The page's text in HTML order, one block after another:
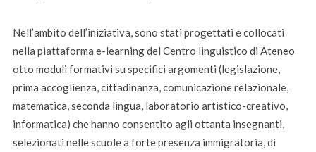
Nell’ambito dell’iniziativa, sono stati progettati e collocati
nella piattaforma e-learning del Centro linguistico di Ateneo
otto moduli formativi su specifici argomenti (legislazione,
prima accoglienza, cittadinanza, comunicazione relazionale,
matematica, seconda lingua, laboratorio artistico-creativo,
informatica) che hanno consentito agli ottanta insegnanti,
selezionati nelle scuole a forte presenza immigratoria, di